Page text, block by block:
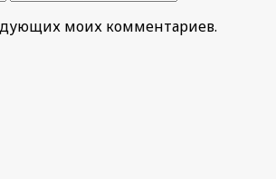
моих комментариев.